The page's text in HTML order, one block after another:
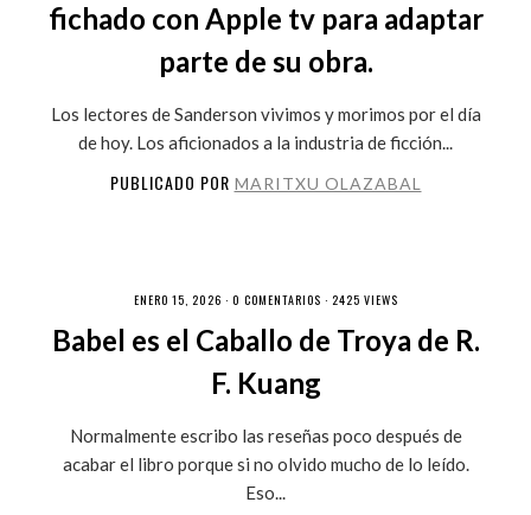
fichado con Apple tv para adaptar
parte de su obra.
Los lectores de Sanderson vivimos y morimos por el día
de hoy. Los aficionados a la industria de ficción...
PUBLICADO POR MARITXU OLAZABAL
ENERO 15, 2026 · 0 COMENTARIOS · 2425 VIEWS
Babel es el Caballo de Troya de R.
F. Kuang
Normalmente escribo las reseñas poco después de
acabar el libro porque si no olvido mucho de lo leído.
Eso...